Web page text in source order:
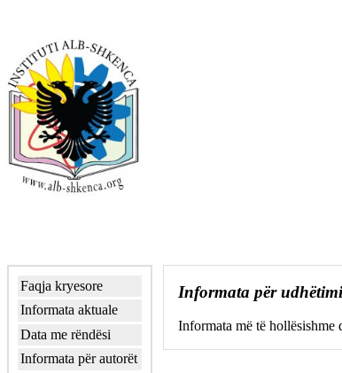
Faqja kryesore
Informata aktuale
Data me rëndësi
Informata për autorët
Informata për
Informata më të hollësishme